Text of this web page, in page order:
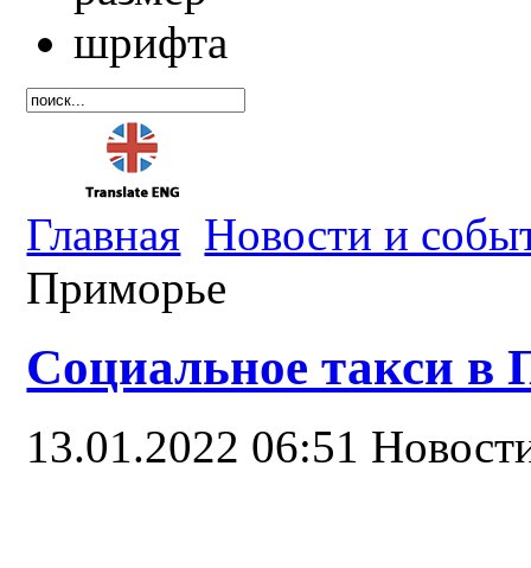
Главная Новости и
Приморье
Социальное такси в
13.01.2022 06:51